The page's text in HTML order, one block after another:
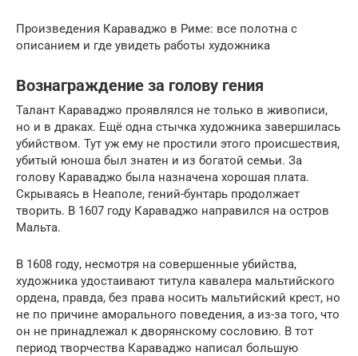
Произведения Караваджо в Риме: все полотна с
описанием и где увидеть работы художника
Вознаграждение за голову гения
Талант Караваджо проявлялся не только в живописи,
но и в драках. Ещё одна стычка художника завершилась
убийством. Тут уж ему не простили этого происшествия,
убитый юноша был знатен и из богатой семьи. За
голову Караваджо была назначена хорошая плата.
Скрываясь в Неаполе, гений-бунтарь продолжает
творить. В 1607 году Караваджо направился на остров
Мальта.
В 1608 году, несмотря на совершенные убийства,
художника удостаивают титула кавалера мальтийского
ордена, правда, без права носить мальтийский крест, но
не по причине аморального поведения, а из-за того, что
он не принадлежал к дворянскому сословию. В тот
период творчества Караваджо написал большую